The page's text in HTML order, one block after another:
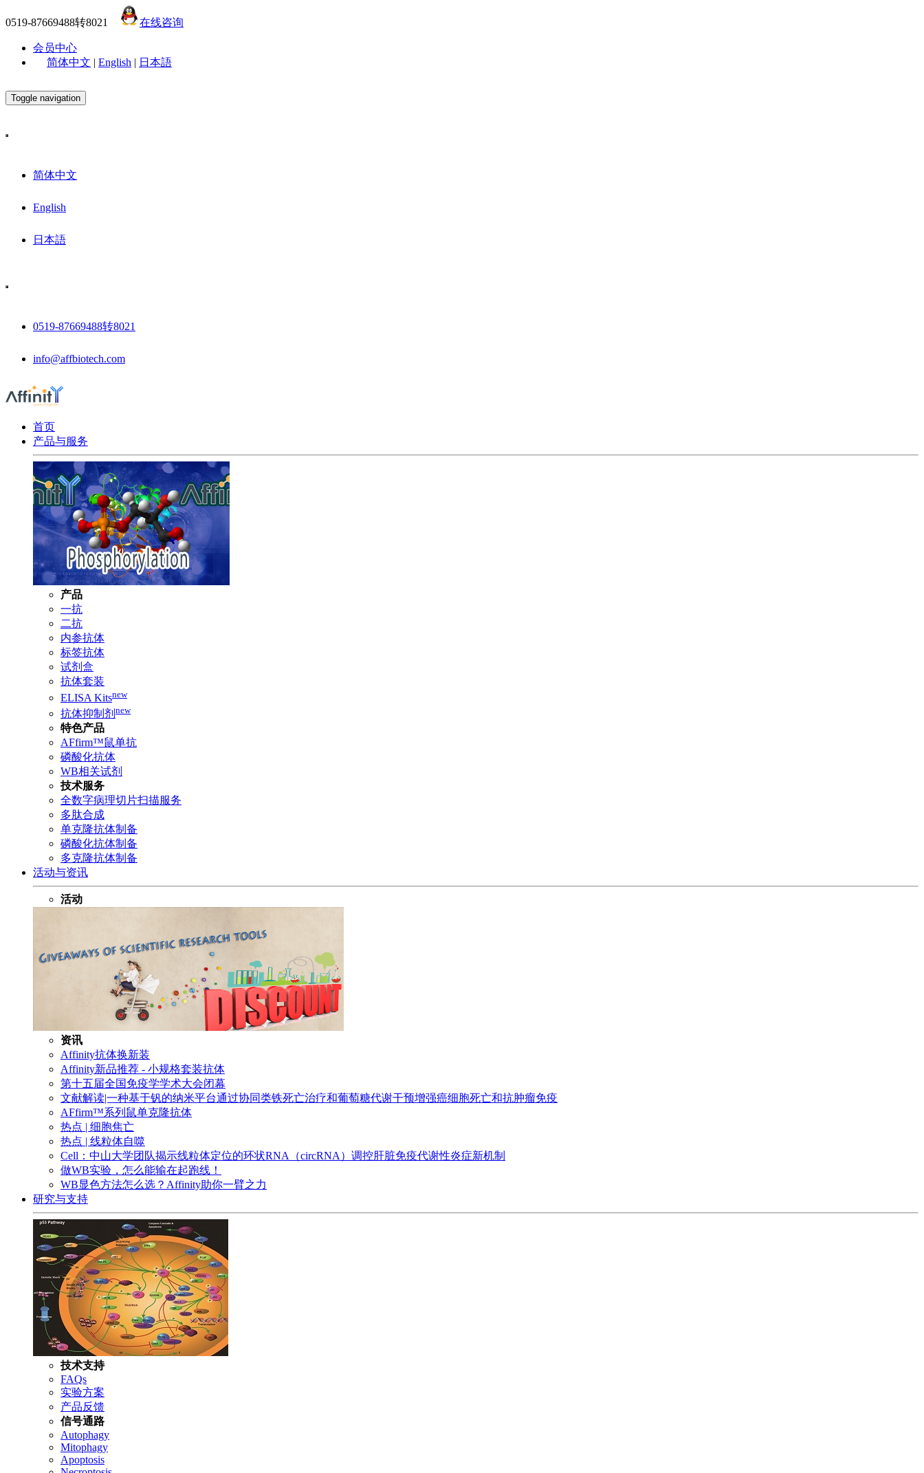
0519-87669488转8021 在线咨询
会员中心
简体中文 | English | 日本語
Toggle navigation
简体中文
English
日本語
0519-87669488转8021
info@affbiotech.com
首页
产品与服务
产品
一抗
二抗
内参抗体
标签抗体
试剂盒
抗体套装
ELISA Kitsnew
抗体抑制剂 new
特色产品
AFfirm™鼠单抗
磷酸化抗体
WB相关试剂
技术服务
全数字病理切片扫描服务
多肽合成
单克隆抗体制备
磷酸化抗体制备
多克隆抗体制备
活动与资讯
活动
资讯
Affinity抗体换新装
Affinity新品推荐 - 小规格套装抗体
第十五届全国免疫学学术大会闭幕
文献解读|一种基于钒的纳米平台通过协同类铁死亡治疗和葡萄糖代谢干预增强癌细胞死亡和抗肿瘤免疫
AFfirm™系列鼠单克隆抗体
热点 | 细胞焦亡
热点 | 线粒体自噬
Cell：中山大学团队揭示线粒体定位的环状RNA（circRNA）调控肝脏免疫代谢性炎症新机制
做WB实验，怎么能输在起跑线！
WB显色方法怎么选？Affinity助你一臂之力
研究与支持
技术支持
FAQs
实验方案
产品反馈
信号通路
Autophagy
Mitophagy
Apoptosis